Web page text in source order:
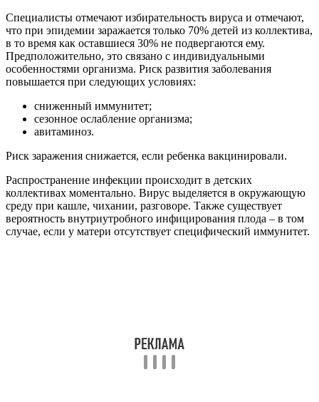
Специалисты отмечают избирательность вируса и отмечают,
что при эпидемии заражается только 70% детей из коллектива,
в то время как оставшиеся 30% не подвергаются ему.
Предположительно, это связано с индивидуальными
особенностями организма. Риск развития заболевания
повышается при следующих условиях:
сниженный иммунитет;
сезонное ослабление организма;
авитаминоз.
Риск заражения снижается, если ребенка вакцинировали.
Распространение инфекции происходит в детских
коллективах моментально. Вирус выделяется в окружающую
среду при кашле, чихании, разговоре. Также существует
вероятность внутриутробного инфицирования плода – в том
случае, если у матери отсутствует специфический иммунитет.